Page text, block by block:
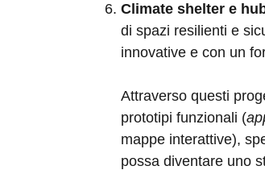
Climate shelter e
di spazi resilienti e
innovative e con un
Attraverso questi
prototipi funzionali (
mappe interattive),
possa diventare uno